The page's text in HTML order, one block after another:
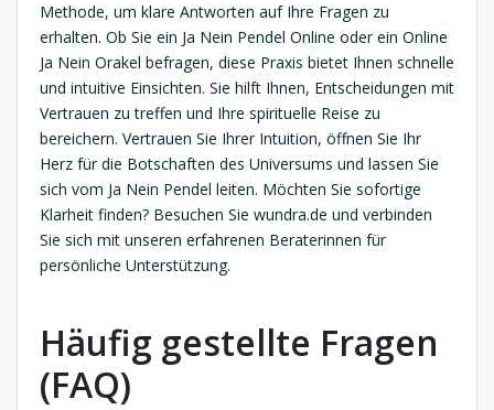
Methode, um klare Antworten auf Ihre Fragen zu
erhalten. Ob Sie ein Ja Nein Pendel Online oder ein Online
Ja Nein Orakel befragen, diese Praxis bietet Ihnen schnelle
und intuitive Einsichten. Sie hilft Ihnen, Entscheidungen mit
Vertrauen zu treffen und Ihre spirituelle Reise zu
bereichern. Vertrauen Sie Ihrer Intuition, öffnen Sie Ihr
Herz für die Botschaften des Universums und lassen Sie
sich vom Ja Nein Pendel leiten. Möchten Sie sofortige
Klarheit finden? Besuchen Sie wundra.de und verbinden
Sie sich mit unseren erfahrenen Beraterinnen für
persönliche Unterstützung.
Häufig gestellte Fragen
(FAQ)